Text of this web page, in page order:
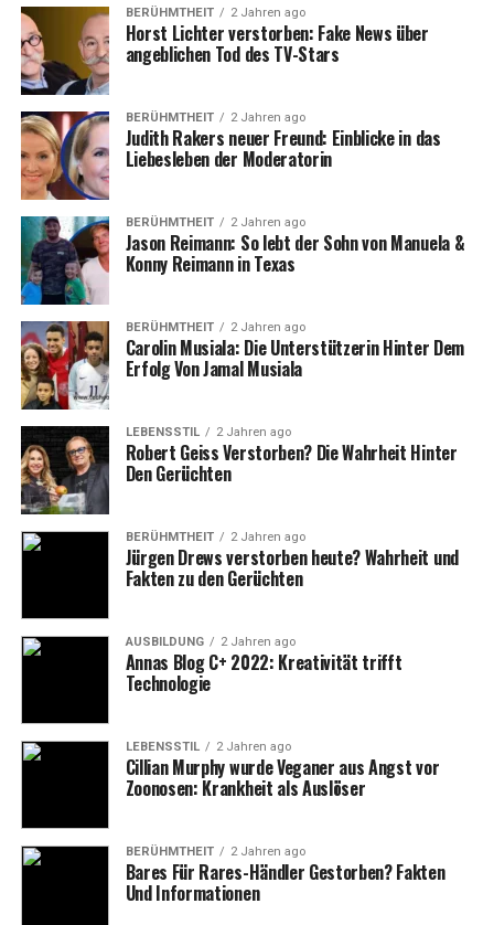
Symbole wie ein Kreuz, ein Herz, ein Engel, ein Baum
oder ein besonderes Motiv, das mit dem Leben oder den
Leidenschaften des geliebten Menschen verbunden war,
können ebenfalls verwendet werden.
Die Wahl der Schriftart und des Gravurstils trägt
zusätzlich zur individuellen Ausdruckskraft der
Grabstätte bei.
Gestaltung der Umgebung:
Bepflanzung und Accessoires
Die Bepflanzung rund um die Grabstätte spielt eine
wichtige Rolle für die Gesamtwirkung und die
Atmosphäre des Ortes.
Wählen Sie Pflanzen, die pflegeleicht sind und zum
Standort passen – beispielsweise Bodendecker, die das
ganze Jahr über grün sind, oder Blumen, die zu
Auch kleine Accessoires wie Laternen, Vasen für frische
Blumen, kleine Skulpturen oder persönliche
BERÜHMTHEIT 2 Jahren ago
Horst Lichter verstorben: Fake News über
angeblichen Tod des TV-Stars
BERÜHMTHEIT 2 Jahren ago
Judith Rakers neuer Freund: Einblicke in das
Liebesleben der Moderatorin
BERÜHMTHEIT 2 Jahren ago
Jason Reimann: So lebt der Sohn von Manuela &
Konny Reimann in Texas
BERÜHMTHEIT 2 Jahren ago
Carolin Musiala: Die Unterstützerin Hinter Dem
Erfolg Von Jamal Musiala
LEBENSSTIL 2 Jahren ago
Robert Geiss Verstorben? Die Wahrheit Hinter
Den Gerüchten
BERÜHMTHEIT 2 Jahren ago
Jürgen Drews verstorben heute? Wahrheit und
Fakten zu den Gerüchten
AUSBILDUNG 2 Jahren ago
Annas Blog C+ 2022: Kreativität trifft
Technologie
LEBENSSTIL 2 Jahren ago
Cillian Murphy wurde Veganer aus Angst vor
Zoonosen: Krankheit als Auslöser
BERÜHMTHEIT 2 Jahren ago
Bares Für Rares-Händler Gestorben? Fakten
Und Informationen